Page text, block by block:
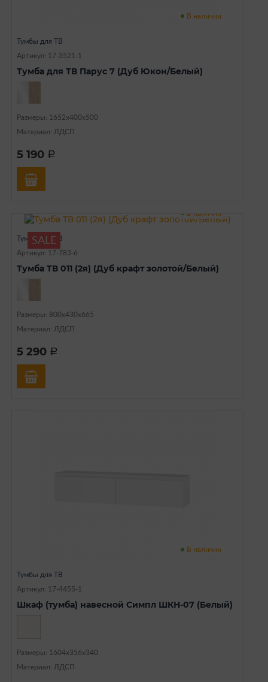
В наличии
Тумбы для ТВ
Артикул: 17-3521-1
Тумба для ТВ Парус 7 (Дуб Юкон/Белый)
Размеры: 1652х400х500
Материал: ЛДСП
5 190 a
SALE
В наличии
Тумбы для ТВ
Артикул: 17-783-6
Тумба ТВ 011 (2я) (Дуб крафт золотой/Белый)
Размеры: 800х430х665
Материал: ЛДСП
5 290 a
В наличии
Тумбы для ТВ
Артикул: 17-4455-1
Шкаф (тумба) навесной Симпл ШКН-07 (Белый)
Размеры: 1604х356х340
Материал: ЛДСП